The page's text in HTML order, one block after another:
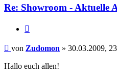
Re: Showroom - Aktuelle
Beitrag
von Zudomon » 30.03.2009,
Hallo euch allen!